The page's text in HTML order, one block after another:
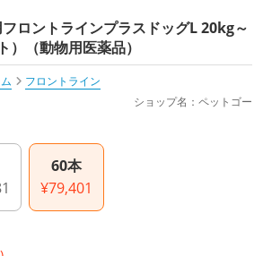
フロントラインプラスドッグL 20kg～
（動物用医薬品）
フロントライン
ショップ名：ペットゴー
60本
¥79,401